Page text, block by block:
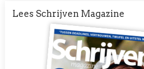
Lees Schrijven Magazine
Afbeelding